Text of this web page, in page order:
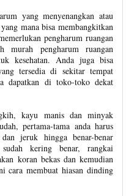
yang menyenangkan atau
mana bisa membangkitkan
pengharum ruangan
pengharum ruangan
kesehatan. Anda juga bisa
tersedia di sekitar tempat
dapatkan di toko-toko dekat
kayu manis dan minyak
pertama-tama anda harus
jeruk hingga benar-benar
kering benar, rangkai
koran bekas dan kemudian
cara membuat hiasan dinding